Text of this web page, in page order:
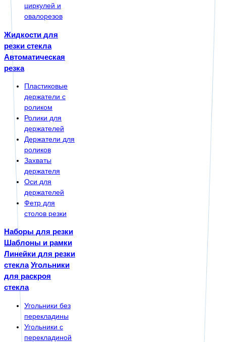
циркулей и
овалорезов
Жидкости для
резки стекла
Автоматическая
резка
Пластиковые
держатели с
роликом
Ролики для
держателей
Держатели для
роликов
Захваты
держателя
Оси для
держателей
Фетр для
столов резки
Наборы для резки
Шаблоны и рамки
Линейки для резки
стекла Угольники
для раскроя
стекла
Угольники без
перекладины
Угольники с
перекладиной